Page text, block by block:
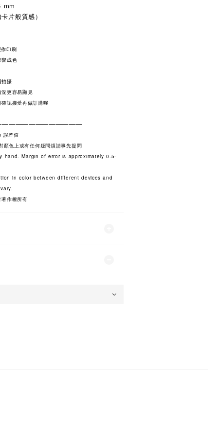
mm
片般質感）
印刷
響成色
拍攝
更容易顯見
認接受再做訂購喔
誤差值
顏色上或有任何疑問煩請事先提問
hand. Margin of error is approximately 0.5-
in color between different devices and
作權所有